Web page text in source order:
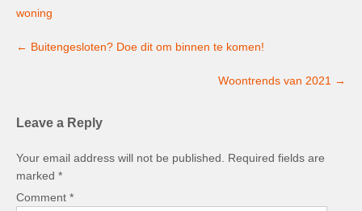
woning
navigation
← Buitengesloten? Doe dit om binnen te komen!
Woontrends van 2021 →
Leave a Reply
Your email address will not be published.
Required fields are
marked *
Comment *